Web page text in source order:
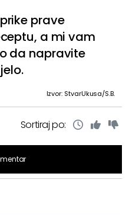
prave
a mi vam
da napravite
Izvor: StvarUkusa/S.B.
Sortiraj po: